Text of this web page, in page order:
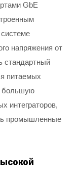
GbE
напряжения от
стандартный
питаемых
большую
интеграторов,
промышленные